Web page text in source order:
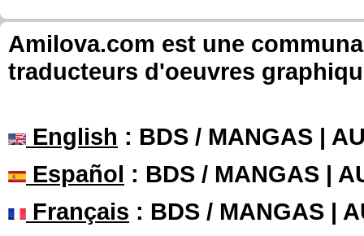
Amilova.com est une
traducteurs d'oeuvres
English : BDS / MANGAS |
Español : BDS / MANGAS |
Français : BDS / MANGAS |